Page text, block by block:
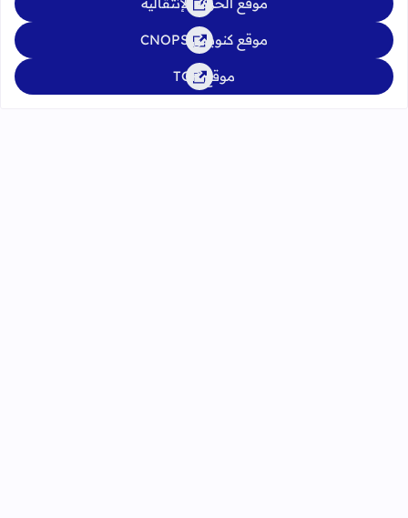
موقع الحركة الإنتقالية
موقع كنوبس CNOPS
موقع TGR